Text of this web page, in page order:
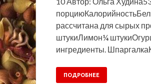
рассчитана для сырых
штукиЛимон¼
ингредиенты.
ПОДРОБНЕЕ